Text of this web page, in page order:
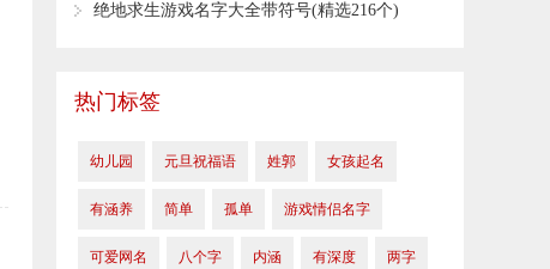
​绝地求生游戏名字大全带符号(精选216个)
热门标签
幼儿园 元旦祝福语 姓郭 女孩起名
有涵养 简单 孤单 游戏情侣名字
可爱网名 八个字 内涵 有深度 两字